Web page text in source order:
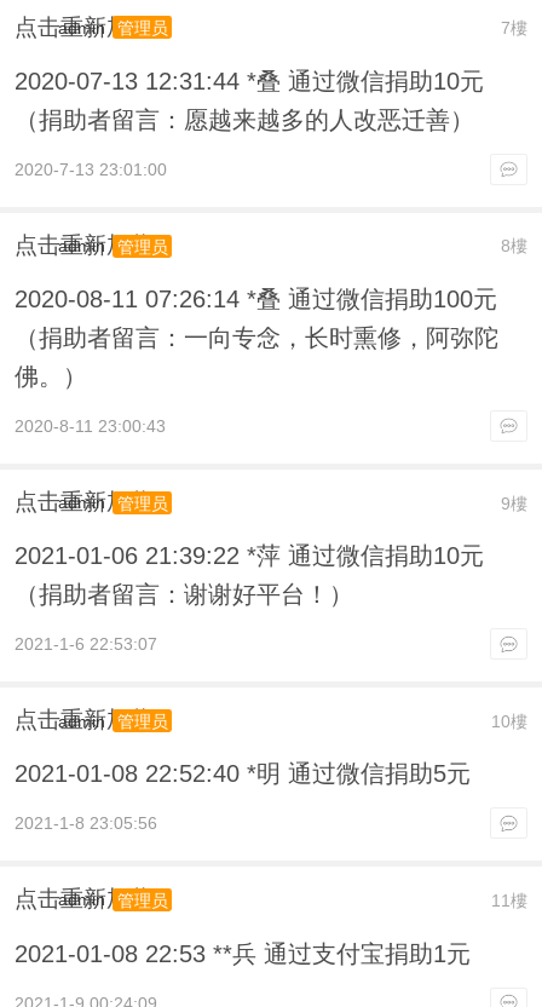
点击重新加载 7樓
admin 管理员
2020-07-13 12:31:44 *叠 通过微信捐助10元
（捐助者留言：愿越来越多的人改恶迁善）
2020-7-13 23:01:00
点击重新加载 8樓
admin 管理员
2020-08-11 07:26:14 *叠 通过微信捐助100元
（捐助者留言：一向专念，长时熏修，阿弥陀
佛。）
2020-8-11 23:00:43
点击重新加载 9樓
admin 管理员
2021-01-06 21:39:22 *萍 通过微信捐助10元
（捐助者留言：谢谢好平台！）
2021-1-6 22:53:07
点击重新加载 10樓
admin 管理员
2021-01-08 22:52:40 *明 通过微信捐助5元
2021-1-8 23:05:56
点击重新加载 11樓
admin 管理员
2021-01-08 22:53 **兵 通过支付宝捐助1元
2021-1-9 00:24:09